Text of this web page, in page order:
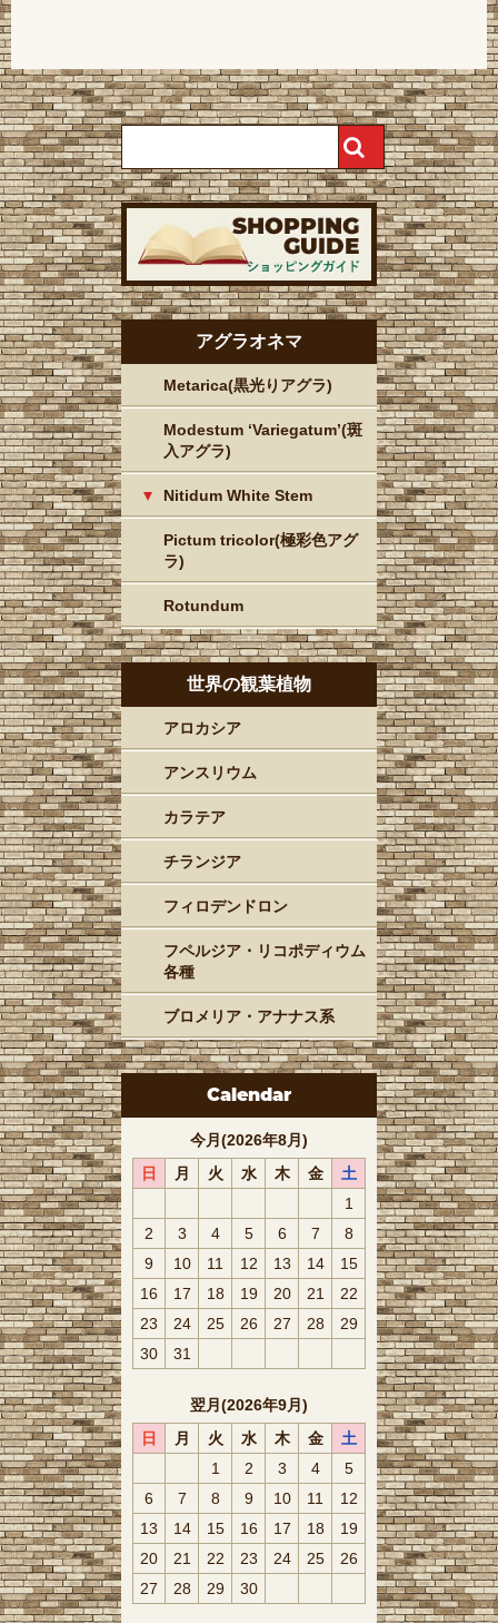
アグラオネマ
Metarica(黒光りアグラ)
Modestum ‘Variegatum’(斑
入アグラ)
Nitidum White Stem
Pictum tricolor(極彩色アグ
ラ)
Rotundum
世界の観葉植物
アロカシア
アンスリウム
カラテア
チランジア
フィロデンドロン
フペルジア・リコポディウム
各種
ブロメリア・アナナス系
Calendar
今月(2026年8月)
日
月 火 水 木 金
土
1
2
3 4 5 6 7
8
9
10 11 12 13 14
15
16
17 18 19 20 21
22
23
24 25 26 27 28
29
30
31
翌月(2026年9月)
日
月 火 水 木 金
土
1
2 3 4
5
6
7 8 9 10 11
12
13
14 15 16 17 18
19
20
21 22 23 24 25
26
27
28 29 30